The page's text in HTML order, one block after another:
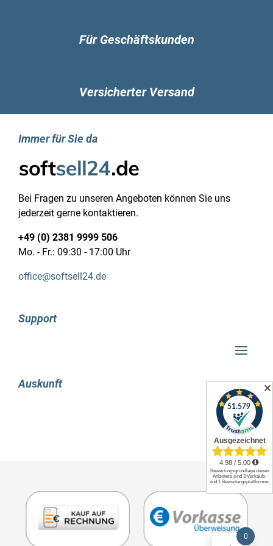
eine wichtige Rolle, da das Design einer der
Anwendung Start 10 bietet die optimalen
Sie als Nutzer nicht darauf beschränkt, sich auf
sich mit dem Status quo zufrieden zu geben. Bei
der Nutzung der Software Start 10 wird auch der
persönliche Geschmack definitiv nicht
vernachlässigt. Sie können also das flache,
saubere Design mit moderner Optik nach
Belieben verwenden, es besteht jedoch keine
Verpflichtung dazu.
Start 10 ist ein Programm, das sich optimal zur
Startmenü auf jedem Computer besonders
dieser Software gehört. Sobald Sie die erste
Einrichtung abgeschlossen haben, stehen Ihnen
Möglichkeiten zur Verfügung, um die Optik nach
beispielsweise Ihre Lieblingsfarbe mit nur einem
Startmenü übertragen. Wenn Sie jedoch eine
auffälligere und individuellere Gestaltung
bevorzugen, ist Start 10 ebenfalls die ideale
Wahl. Mit den individuellen Texturen können Sie
sich einzigartige Bilder oder Anpassungen
Für Geschäftskunden
Versicherter Versand
Immer für Sie da
Bei Fragen zu unseren Angeboten können Sie uns
jederzeit gerne kontaktieren.
+49 (0) 2381 9999 506
Mo. - Fr.: 09:30 - 17:00 Uhr
office@softsell24.de
Support
Auskunft
0
✕